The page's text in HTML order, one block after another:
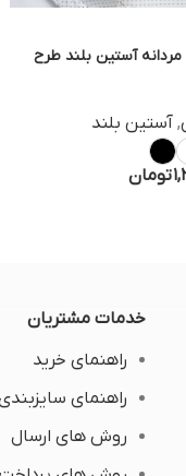
مردانه آستین بلند طرح
,آستین بلند
تومان
خدمات مشتریان
راهنمای خرید
راهنمای
روش های ارسال